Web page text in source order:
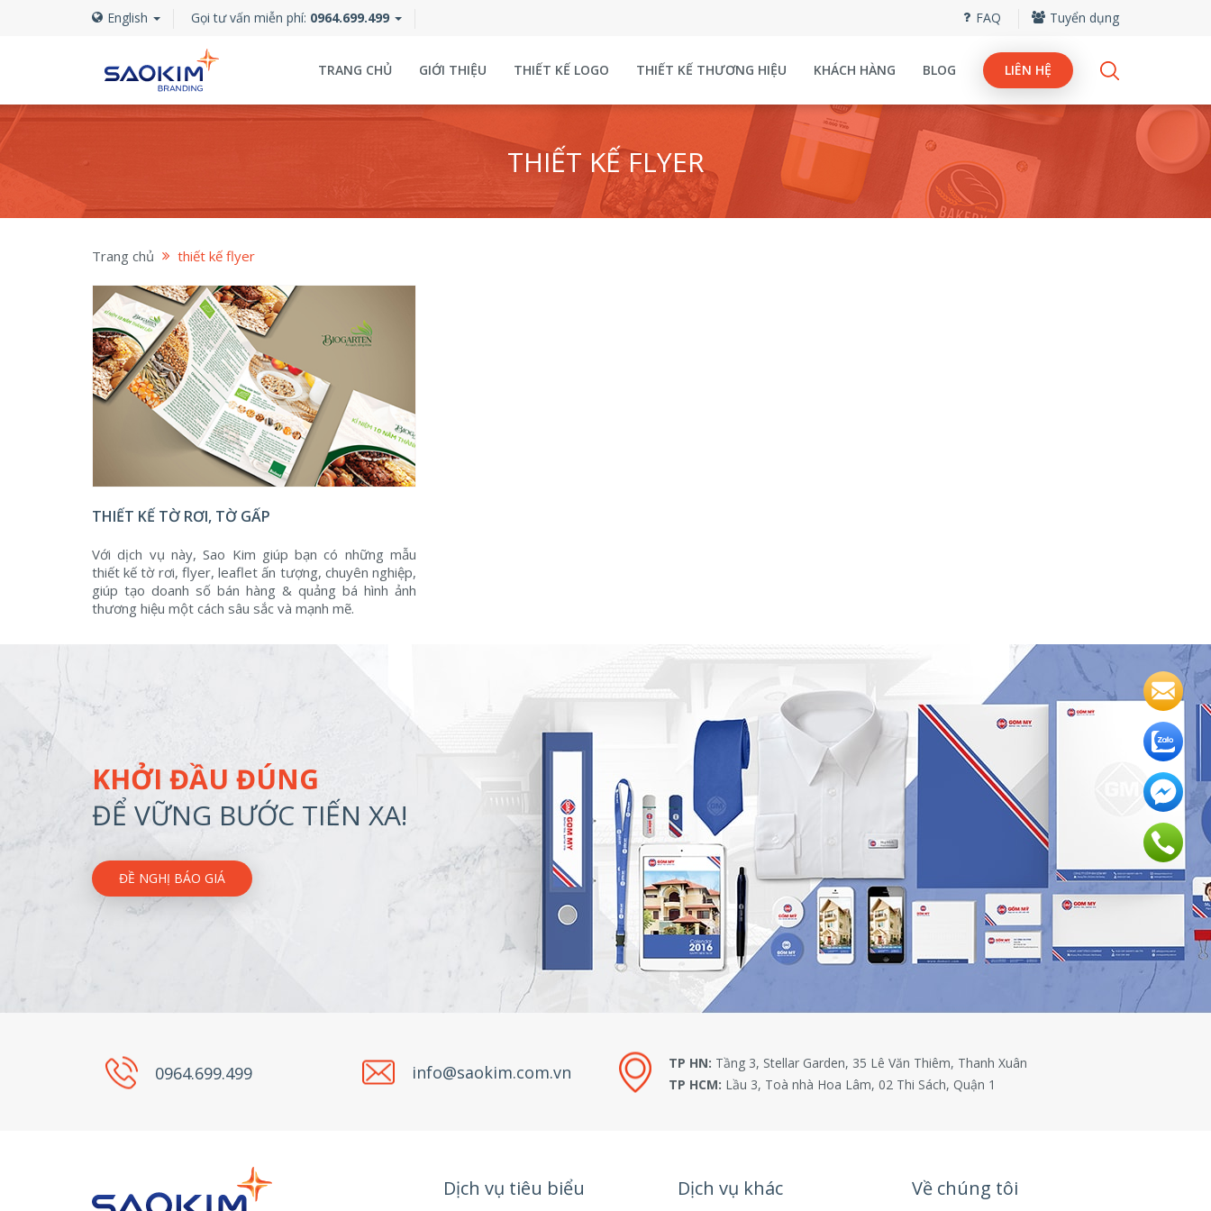
English Gọi tư vấn miễn phí: 0964.699.499 FAQ Tuyển dụng
TRANG CHỦ GIỚI THIỆU THIẾT KẾ LOGO THIẾT KẾ THƯƠNG HIỆU KHÁCH HÀNG BLOG LIÊN HỆ
THIẾT KẾ FLYER
Trang chủ thiết kế flyer
THIẾT KẾ TỜ RƠI, TỜ GẤP
Với dịch vụ này, Sao Kim giúp bạn có những mẫu
thiết kế tờ rơi, flyer, leaflet ấn tượng, chuyên nghiệp,
giúp tạo doanh số bán hàng & quảng bá hình ảnh
thương hiệu một cách sâu sắc và mạnh mẽ.
KHỞI ĐẦU ĐÚNG
ĐỂ VỮNG BƯỚC TIẾN XA!
ĐỀ NGHỊ BÁO GIÁ
TP HN: Tầng 3, Stellar Garden, 35 Lê Văn Thiêm, Thanh Xuân
TP HCM: Lầu 3, Toà nhà Hoa Lâm, 02 Thi Sách, Quận 1
0964.699.499 info@saokim.com.vn
Dịch vụ tiêu biểu Dịch vụ khác Về chúng tôi